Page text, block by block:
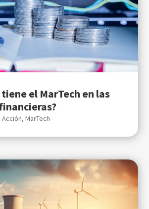
tiene el MarTech en las
Acción,MarTech